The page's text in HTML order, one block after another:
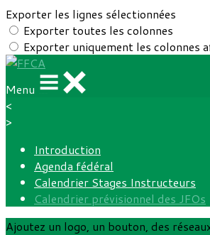
Exporter les lignes sélectionnées
Exporter toutes les colonnes
Exporter uniquement les colonnes
Menu
<
>
Introduction
Agenda fédéral
Calendrier Stages Instructeurs
Calendrier prévisionnel des JFOs
Ajoutez un logo, un bouton, des